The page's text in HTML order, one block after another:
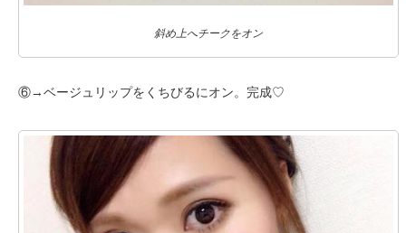
斜め上へチークをオン
⑥→ベージュリップをくちびるにオン。完成♡